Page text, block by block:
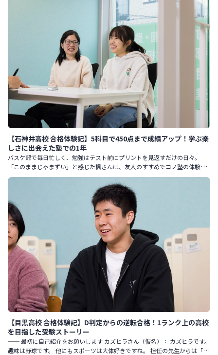
【石神井高校 合格体験記】5科目で450点まで成績アップ！学ぶ楽
しさに出会えた塾での1年
バスケ部で毎日忙しく、勉強はテスト前にプリントを見返すだけの日々。
「このままじゃまずい」と感じた楓さんは、友人のすすめでコノ塾の体験授
業を受けたことをきっかけに、本格的に受験勉強に向き合い始めました
【目黒高校 合格体験記】D判定からの逆転合格！1ランク上の高校
を目指した受験ストーリー
── 最初に自己紹介をお願いします カズヒラさん（仮名）： カズヒラです。
趣味は野球です。 他にもスポーツは大体好きですね。 担任の先生からは「勝